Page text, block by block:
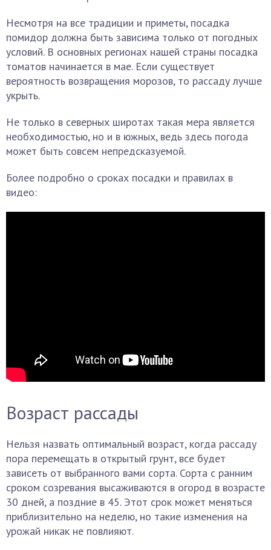
Несмотря на все традиции и приметы, посадка
помидор должна быть зависима только от погодных
условий. В основных регионах нашей страны посадка
томатов начинается в мае. Если существует
вероятность возвращения морозов, то рассаду лучше
укрыть.
Не только в северных широтах такая мера является
необходимостью, но и в южных, ведь здесь погода
может быть совсем непредсказуемой.
Более подробно о сроках посадки и правилах в
видео:
Возраст рассады
Нельзя назвать оптимальный возраст, когда рассаду
пора перемещать в открытый грунт, все будет
зависеть от выбранного вами сорта. Сорта с ранним
сроком созревания высаживаются в огород в возрасте
30 дней, а поздние в 45. Этот срок может меняться
приблизительно на неделю, но такие изменения на
урожай никак не повлияют.